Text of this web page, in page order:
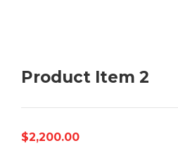
Product Item 2
$2,200.00